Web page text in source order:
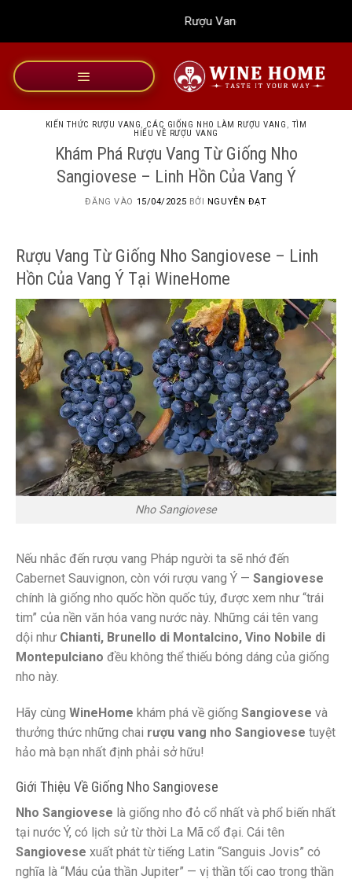
dung
Rượu Vang Wine Home
KIẾN THỨC RƯỢU VANG, CÁC GIỐNG NHO LÀM RƯỢU VANG , TÌM
HIỂU VỀ RƯỢU VANG
Khám Phá Rượu Vang Từ Giống Nho
Sangiovese – Linh Hồn Của Vang Ý
ĐĂNG VÀO 15/04/2025 BỞI NGUYỄN ĐẠT
Rượu Vang Từ Giống Nho Sangiovese – Linh
Hồn Của Vang Ý Tại WineHome
Nho Sangiovese
Nếu nhắc đến rượu vang Pháp người ta sẽ nhớ đến
Cabernet Sauvignon, còn với rượu vang Ý — Sangiovese
chính là giống nho quốc hồn quốc túy, được xem như “trái
tim” của nền văn hóa vang nước này. Những cái tên vang
dội như Chianti, Brunello di Montalcino, Vino Nobile di
Montepulciano đều không thể thiếu bóng dáng của giống
nho này.
Hãy cùng WineHome khám phá về giống Sangiovese và
thưởng thức những chai rượu vang nho Sangiovese tuyệt
hảo mà bạn nhất định phải sở hữu!
Giới Thiệu Về Giống Nho Sangiovese
Nho Sangiovese là giống nho đỏ cổ nhất và phổ biến nhất
tại nước Ý, có lịch sử từ thời La Mã cổ đại. Cái tên
Sangiovese xuất phát từ tiếng Latin “Sanguis Jovis” có
nghĩa là “Máu của thần Jupiter” — vị thần tối cao trong thần